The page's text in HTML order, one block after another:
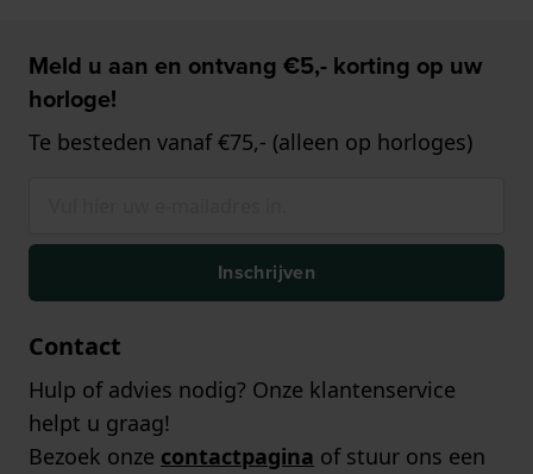
Meld u aan en ontvang €5,- korting op uw
horloge!
Te besteden vanaf €75,- (alleen op horloges)
Inschrijven
Contact
Hulp of advies nodig? Onze klantenservice
helpt u graag!
Bezoek onze contactpagina of stuur ons een